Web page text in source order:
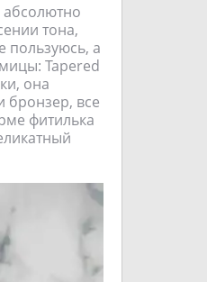
абсолютно
тона,
пользуюсь, а
Tapered
она
бронзер, все
фитилька